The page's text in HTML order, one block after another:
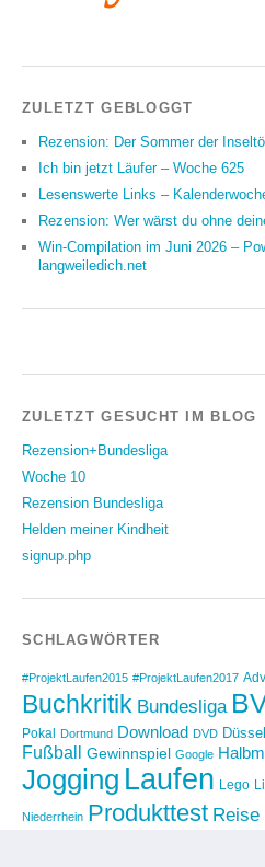
ZULETZT GEBLOGGT
Rezension: Der Sommer der
Ich bin jetzt Läufer – Woche 625
Lesenswerte Links –
Rezension: Wer wärst du ohne
Win-Compilation im Juni 2026 –
langweiledich.net
ZULETZT GESUCHT IM BLOG
Rezension+Bundesliga
Woche 10
Rezension Bundesliga
Helden meiner Kindheit
signup.php
SCHLAGWÖRTER
#ProjektLaufen2015 #ProjektLaufen2017
Buchkritik Bundesliga
Pokal Dortmund Download DVD
Fußball Gewinnspiel Google
Jogging Laufen Lego
Niederrhein Produkttest Reise